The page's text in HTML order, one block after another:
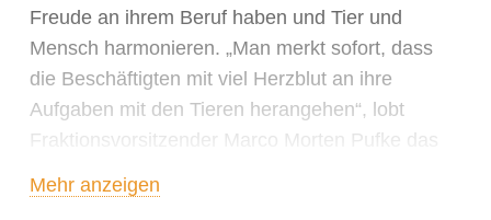
Freude an ihrem Beruf haben und Tier und
Mensch harmonieren. „Man merkt sofort, dass
die Beschäftigten mit viel Herzblut an ihre
Aufgaben mit den Tieren herangehen“, lobt
Fraktionsvorsitzender Marco Morten Pufke das
dass die Tiere im Kreistierheim von den
Mehr anzeigen